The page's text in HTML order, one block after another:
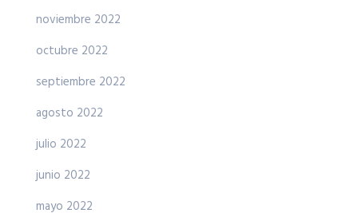
noviembre 2022
octubre 2022
septiembre 2022
agosto 2022
julio 2022
junio 2022
mayo 2022